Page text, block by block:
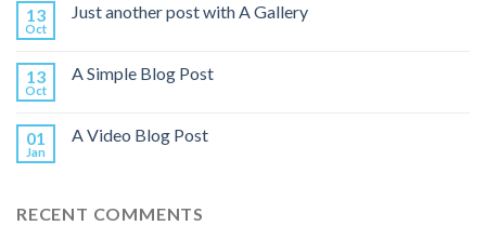
13
Oct
Just another post with A Gallery
13
Oct
A Simple Blog Post
01
Jan
A Video Blog Post
RECENT COMMENTS